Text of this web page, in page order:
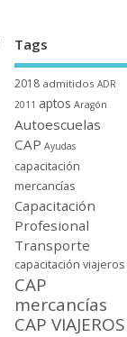
Tags
2018 admitidos ADR
2011 aptos Aragón
Autoescuelas
CAP Ayudas
capacitación
mercancí­as
Capacitación
Profesional
Transporte
capacitación viajeros
CAP
mercancí­as
CAP VIAJEROS